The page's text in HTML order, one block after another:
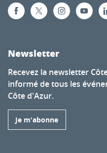
Newsletter
Recevez la newsletter
informé de tous les
Côte d'Azur.
Je m'abonne